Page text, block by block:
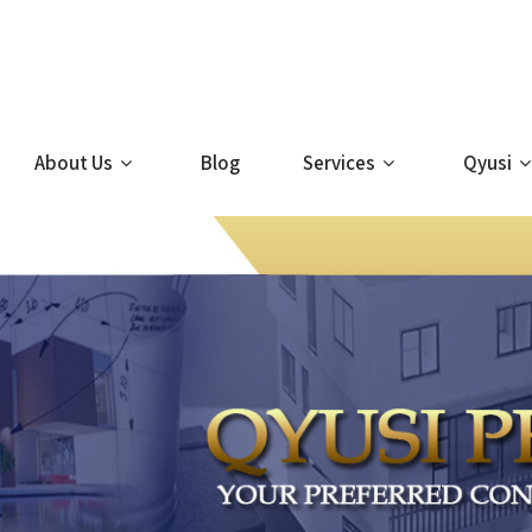
About Us Blog Services Qyusi